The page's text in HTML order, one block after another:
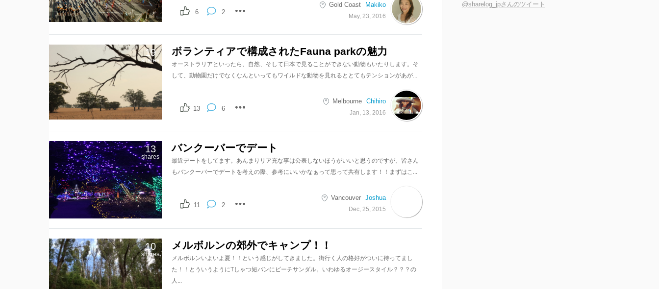
Gold Coast Makiko
May, 23, 2016
2
6
ボランティアで構成されたFauna parkの魅力
オーストラリアといったら、自然、そして日本で見ることができない動物もいたりします。そ
して、動物園だけでなくなんといってもワイルドな動物を見れるととてもテンションがあが...
Melbourne Chihiro
Jan, 13, 2016
6
13
19
shares
バンクーバーでデート
最近デートをしてます。あんまりリア充な事は公表しないほうがいいと思うのですが、皆さん
もバンクーバーでデートを考えの際、参考にいいかなぁって思って共有します！！まずはこ...
Vancouver Joshua
Dec, 25, 2015
2
11
13
shares
メルボルンの郊外でキャンプ！！
メルボルンいよいよ夏！！という感じがしてきました。街行く人の格好がついに待ってまし
た！！とういうようにTしゃつ短パンにビーチサンダル。いわゆるオージースタイル？？？の
人...
10
shares
@sharelog_jpさんのツイート